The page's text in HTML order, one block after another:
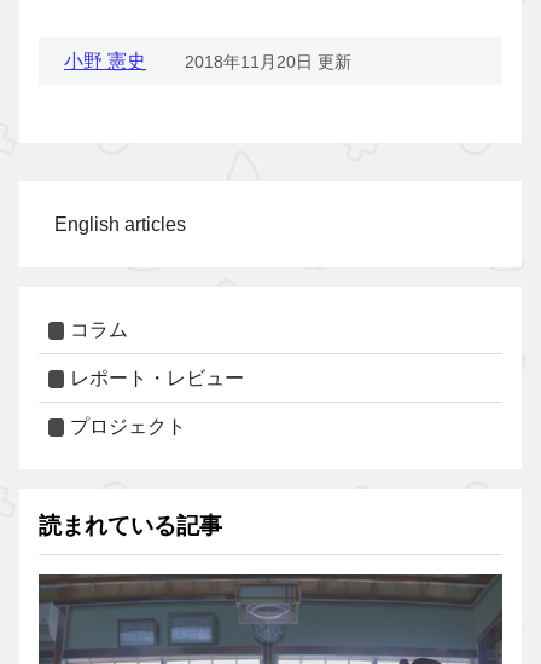
小野 憲史 2018年11月20日 更新
English articles
コラム
レポート・レビュー
プロジェクト
読まれている記事